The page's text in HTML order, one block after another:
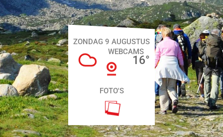
ZONDAG 9 AUGUSTUS
16°
WEBCAMS
FOTO'S